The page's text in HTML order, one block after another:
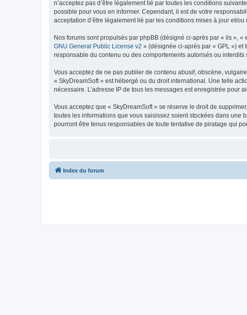
n’acceptez pas d’être légalement lié par toutes les conditions
possible pour vous en informer. Cependant, il est de votre
acceptation d’être légalement lié par les conditions mises à jour et/ou
Nos forums sont propulsés par phpBB (désigné ci-après par « ils »,
GNU General Public License v2 » (désignée ci-après par « GPL ») et
responsable du contenu ou des comportements autorisés ou
Vous acceptez de ne pas publier de contenu abusif, obscène,
« SkyDreamSoft » est hébergé ou du droit international. Une telle
nécessaire. L’adresse IP de tous les messages est enregistrée pour
Vous acceptez que « SkyDreamSoft » se réserve le droit de
toutes les informations que vous saisissez soient stockées dans une
pourront être tenus responsables de toute tentative de piratage qui
Index du forum